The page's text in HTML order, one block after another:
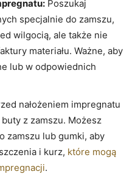
Poszukaj
specjalnie do zamszu,
wilgocią, ale także nie
materiału. Ważne, aby
lub w odpowiednich
nałożeniem impregnatu
z zamszu. Możesz
zamszu lub gumki, aby
i kurz, które mogą
.